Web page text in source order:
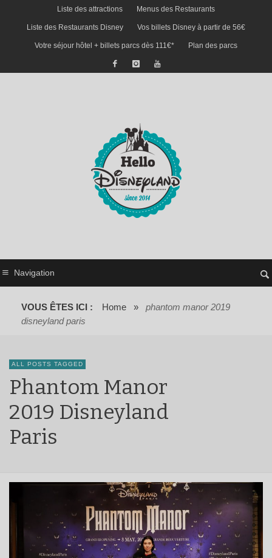
Liste des attractions Menus des Restaurants
Liste des Restaurants Disney Vos billets Disney à partir de 56€
Votre séjour hôtel + billets parcs dès 111€* Plan des parcs
Navigation
VOUS ÊTES ICI : Home »
phantom manor 2019
disneyland paris
ALL POSTS TAGGED
Phantom Manor
2019 Disneyland
Paris